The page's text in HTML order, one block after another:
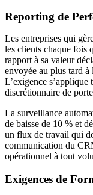
Reporting de
Les entreprises qui
les clients chaque fois
rapport à sa valeur
envoyée au plus tard
L’exigence
discrétionnaire de
La surveillance
de baisse de 10 % et
un flux de travail qui
communication du
opérationnel à tout
Exigences de